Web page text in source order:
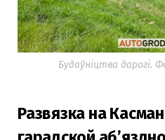
Будаўніцтва дарогі.
Развязка на